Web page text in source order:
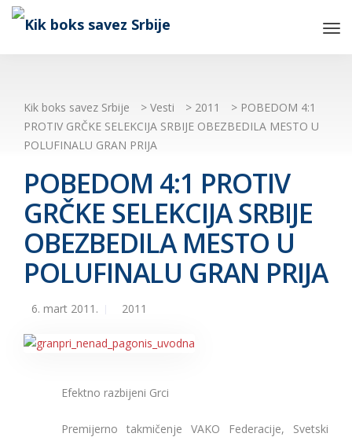
Kik boks savez Srbije > Vesti > 2011 > POBEDOM 4:1
PROTIV GRČKE SELEKCIJA SRBIJE OBEZBEDILA MESTO U
POLUFINALU GRAN PRIJA
POBEDOM 4:1 PROTIV
GRČKE SELEKCIJA SRBIJE
OBEZBEDILA MESTO U
POLUFINALU GRAN PRIJA
6. mart 2011. 2011
Efektno razbijeni Grci
Premijerno takmičenje VAKO Federacije, Svetski